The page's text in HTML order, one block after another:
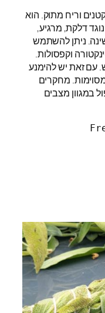
וריח מתוק. הוא
נוגד דלקת, מרגיע,
ניתן להשתמש
וקפסולות.
עם זאת יש להימנע
מחקרים
במגוון מצבים